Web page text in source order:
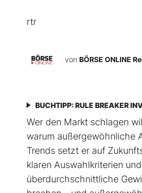
rtr
von BÖRSE ONLINE
BUCHTIPP: RULE BREAKER
Wer den Markt schlagen
warum außergewöhnliche
Trends setzt er auf
klaren Auswahlkriterien
überdurchschnittliche